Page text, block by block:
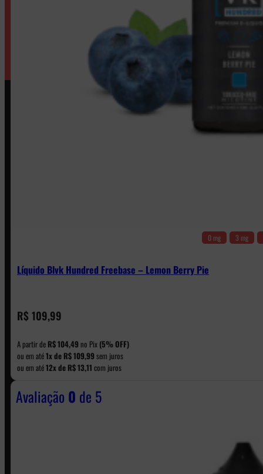
0 mg 3 mg
Líquido Blvk Hundred Freebase – Lemon Berry Pie
R$ 109,99
A partir de R$104,49 no Pix (5% OFF)
ou em até1x de R$109,99 sem juros
ou em até12x de R$13,11 com juros
Avaliação 0 de 5
WhatsApp: (11) 5229-0120
Horário: Política de Horario e Fretes